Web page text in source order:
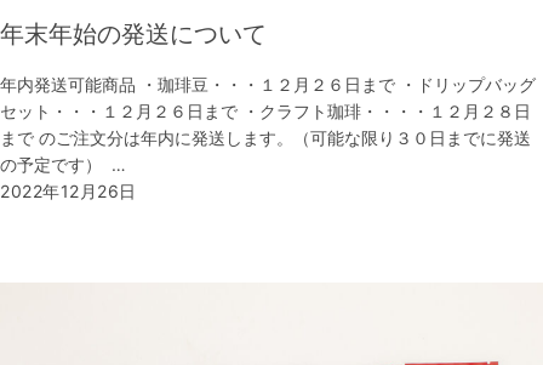
年末年始の発送について
年内発送可能商品 ・珈琲豆・・・１２月２６日まで ・ドリップバッグ
セット・・・１２月２６日まで ・クラフト珈琲・・・・１２月２８日
まで のご注文分は年内に発送します。（可能な限り３０日までに発送
の予定です） …
2022年12月26日